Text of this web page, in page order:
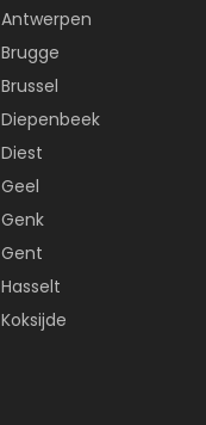
Antwerpen
Brugge
Brussel
Diepenbeek
Diest
Geel
Genk
Gent
Hasselt
Koksijde